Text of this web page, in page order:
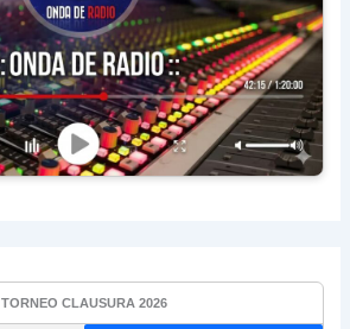
TORNEO CLAUSURA 2026